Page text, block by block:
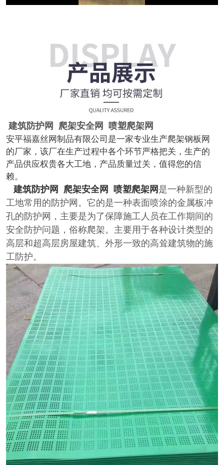
建筑防护网 爬架安全网 喷塑爬架网
安平福嘉丝网制品有限公司是一家专业生产爬架钢板网
的厂家，该厂在生产过程中各个环节严格把关，生产的
产品供应权贵各大工地，产品质量过关，值得您的信
赖。
建筑防护网 爬架安全网 喷塑爬架网 是一种新型的
工地常用的防护网。它的是一种表面喷涂的金属板冲
孔的防护网，主要是为了保障施工人员在工作期间的
安全防护问题，俗称爬架。主要用于各种设计类型的
高层和超高层房屋建筑、外形一致的高耸建筑物的施
工防护。